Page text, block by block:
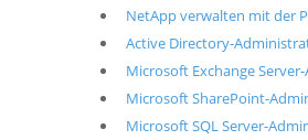
NetApp verwalten mit der
Active Directory-
Microsoft Exchange
Microsoft SharePoint-
Microsoft SQL Server-